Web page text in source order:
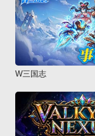
W三国志